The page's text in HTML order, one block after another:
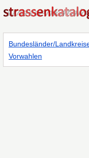
Bundesländer/
Vorwahlen